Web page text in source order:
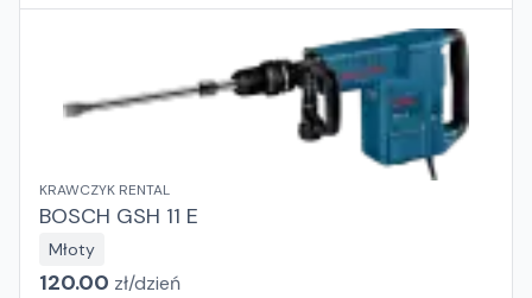
KRAWCZYK RENTAL
BOSCH GSH 11 E
Młoty
120.00 zł/dzień